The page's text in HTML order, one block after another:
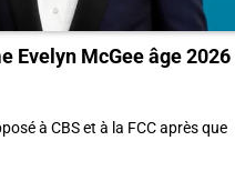
Evelyn McGee âge 2026
à CBS et à la FCC après que